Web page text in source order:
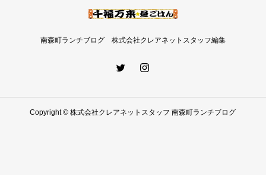
南森町ランチブログ 株式会社クレアネットスタッフ編集
Copyright © 株式会社クレアネットスタッフ 南森町ランチブログ